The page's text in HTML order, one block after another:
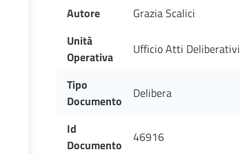
Autore
Grazia Scalici
Unità
Operativa
Ufficio Atti Deliberativi
Tipo
Documento
Delibera
Id
Documento
46916